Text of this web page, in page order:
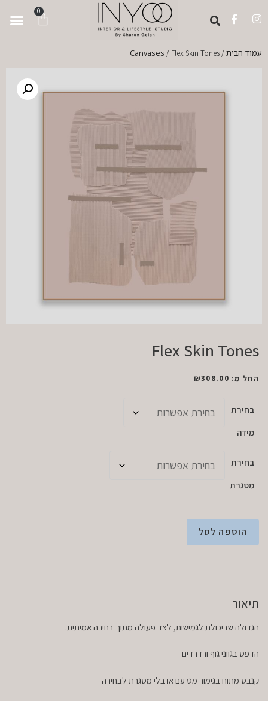
0
Flex Skin Tones
החל מ: ₪308.00
בחירת
מידה
בחירת
מסגרת
הוספה לסל
תיאור
הגדולה שביכולת לגמישות, לצד פעולה מתוך בחירה אמיתית.
הדפס בגווני גוף ורדרדים
קנבס מתוח בגימור מט עם או בלי מסגרת לבחירה
עמוד הבית/
Canvases / Flex Skin Tones